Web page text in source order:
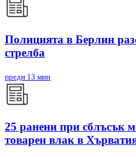
Полицията в Берлин
стрелба
преди 13 мин
25 ранени при сблъсък
товарен влак в